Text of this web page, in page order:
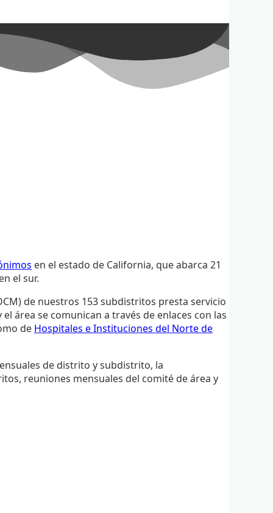
en el estado de California, que abarca 21
el sur.
de nuestros 153 subdistritos presta servicio
área se comunican a través de enlaces con las
de Hospitales e Instituciones del Norte de
de distrito y subdistrito, la
reuniones mensuales del comité de área y